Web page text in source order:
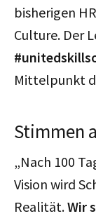
bisherigen
Culture. Der
Mittelpunkt
Stimmen
„Nach 100
Vision wird
Realität.Wir